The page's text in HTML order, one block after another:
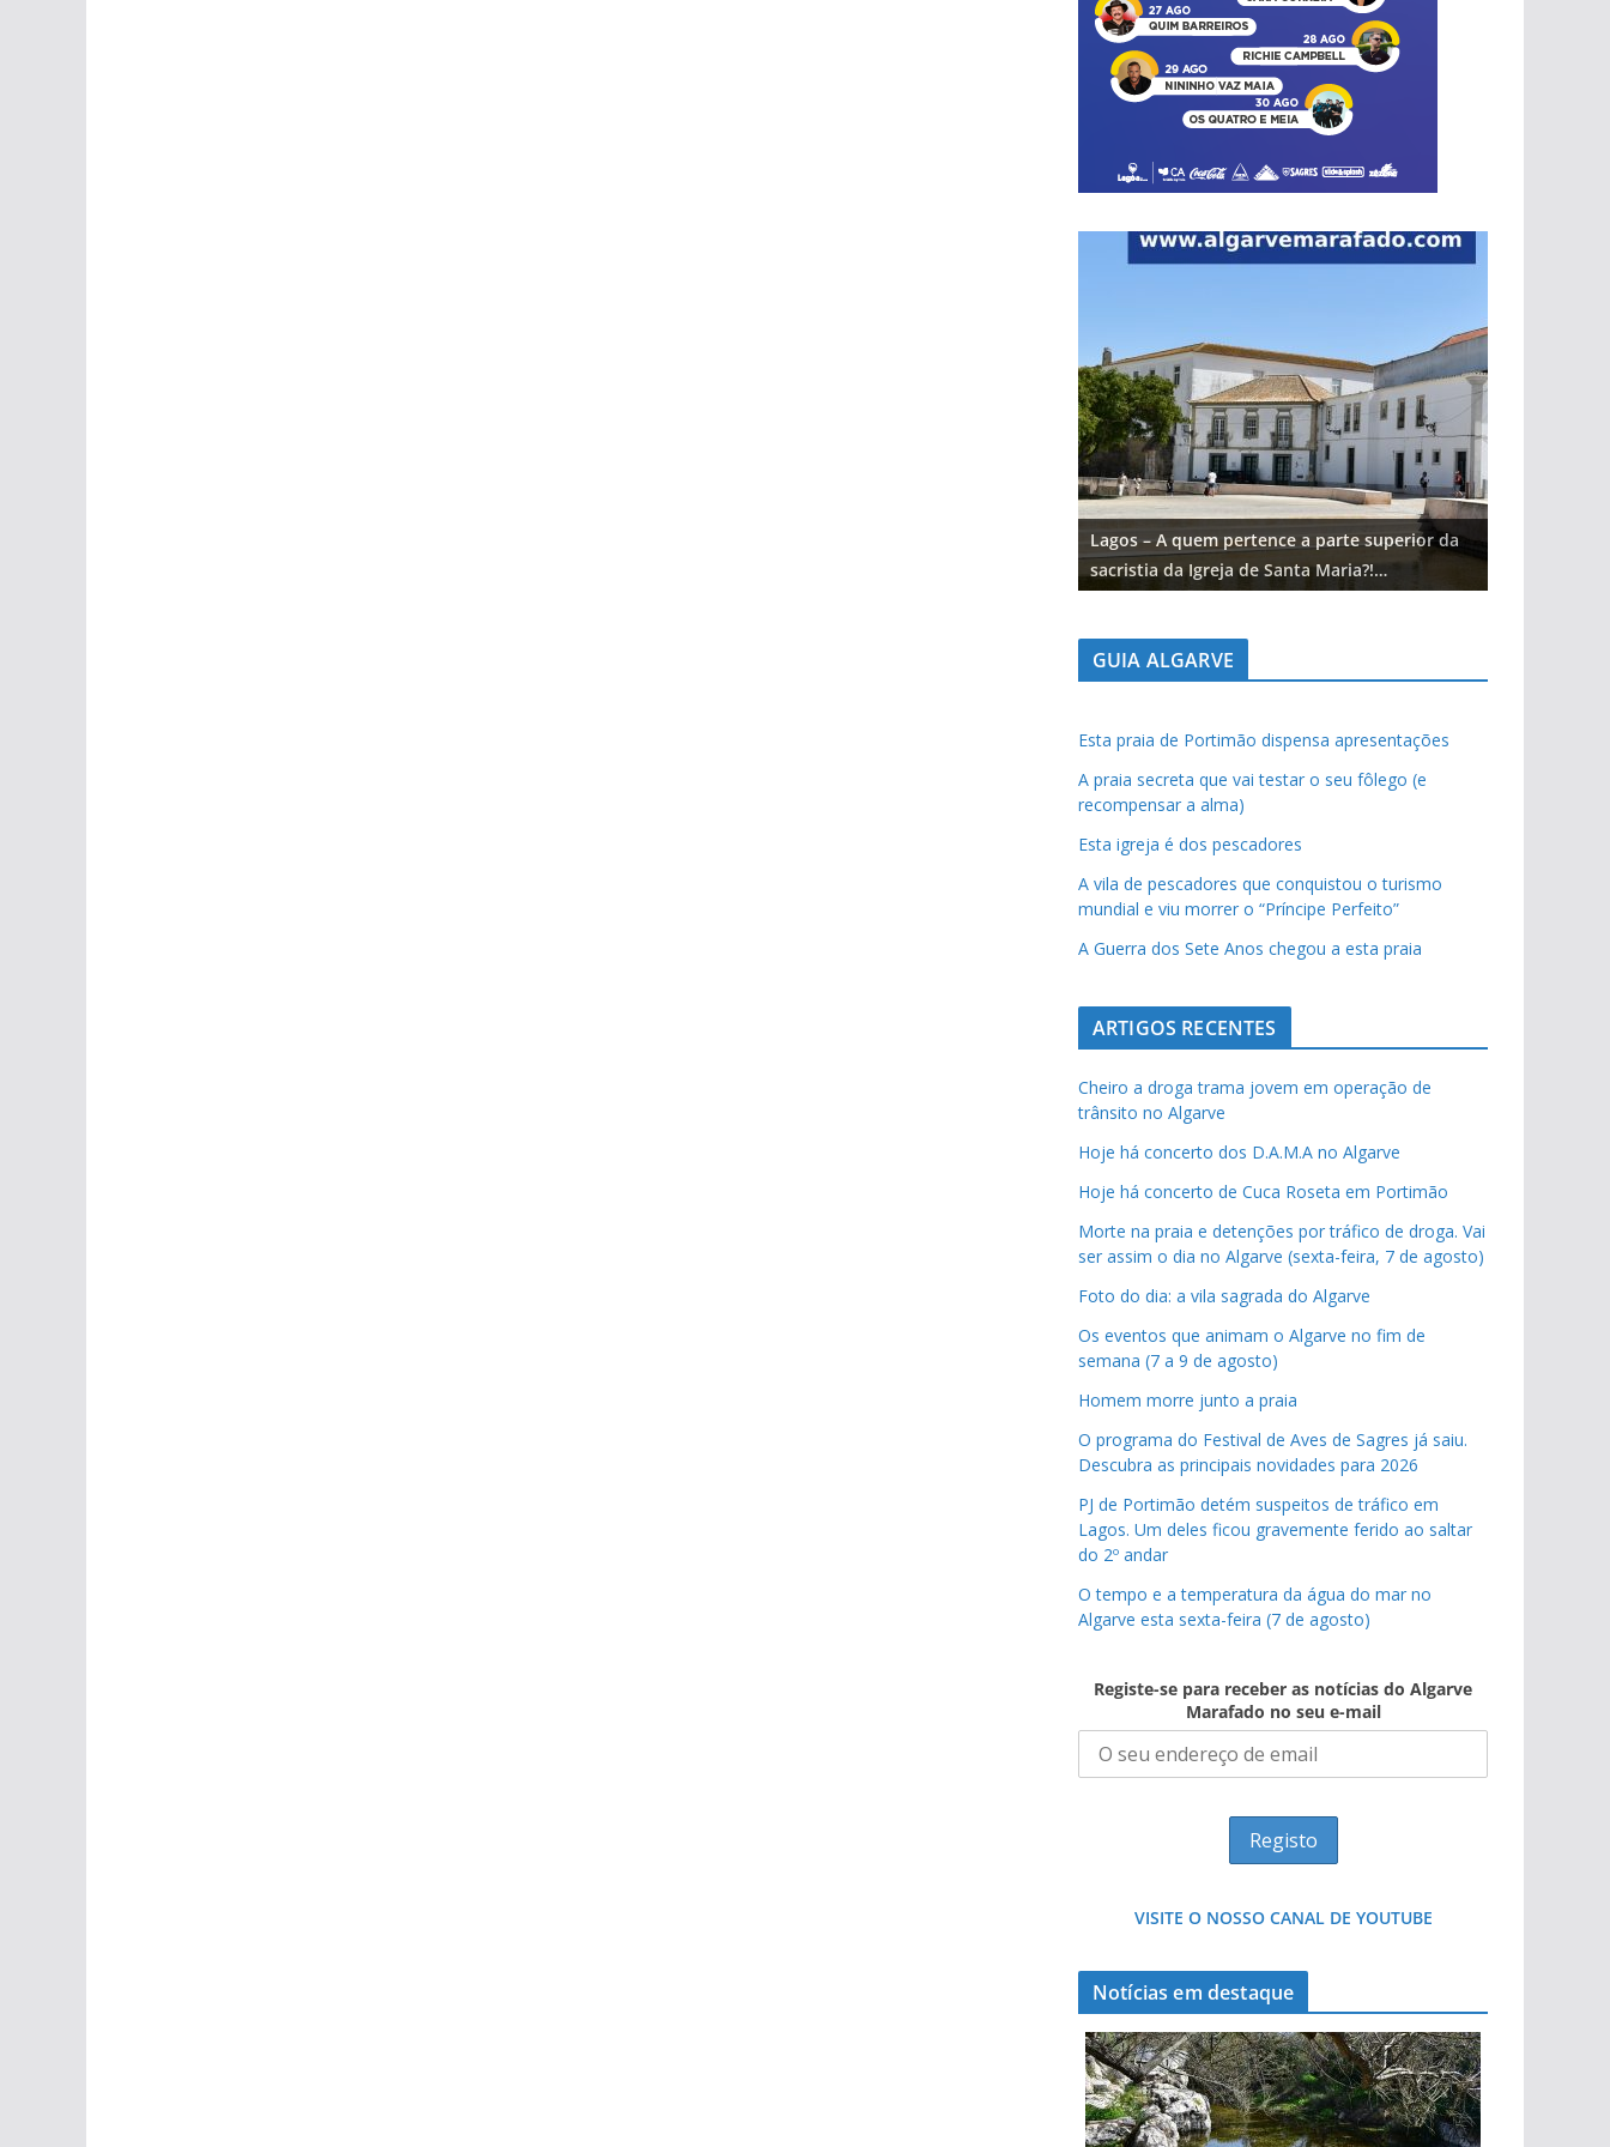
Lagos – A quem pertence a parte superior da
sacristia da Igreja de Santa Maria?!…
GUIA ALGARVE
Esta praia de Portimão dispensa apresentações
A praia secreta que vai testar o seu fôlego (e
recompensar a alma)
Esta igreja é dos pescadores
A vila de pescadores que conquistou o turismo
mundial e viu morrer o “Príncipe Perfeito”
A Guerra dos Sete Anos chegou a esta praia
ARTIGOS RECENTES
Cheiro a droga trama jovem em operação de
trânsito no Algarve
Hoje há concerto dos D.A.M.A no Algarve
Hoje há concerto de Cuca Roseta em Portimão
Morte na praia e detenções por tráfico de droga. Vai
ser assim o dia no Algarve (sexta-feira, 7 de agosto)
Foto do dia: a vila sagrada do Algarve
Os eventos que animam o Algarve no fim de
semana (7 a 9 de agosto)
Homem morre junto a praia
O programa do Festival de Aves de Sagres já saiu.
Descubra as principais novidades para 2026
PJ de Portimão detém suspeitos de tráfico em
Lagos. Um deles ficou gravemente ferido ao saltar
do 2º andar
O tempo e a temperatura da água do mar no
Algarve esta sexta-feira (7 de agosto)
Registe-se para receber as notícias do Algarve
Marafado no seu e-mail
VISITE O NOSSO CANAL DE YOUTUBE
Notícias em destaque